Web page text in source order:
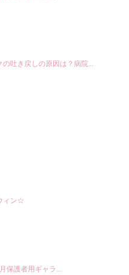
吐き戻しの原因は？病院...
ィン☆
保護者用ギャラ...